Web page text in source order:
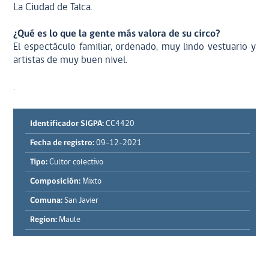
La Ciudad de Talca.
¿Qué es lo que la gente más valora de su circo?
El espectáculo familiar, ordenado, muy lindo vestuario y
artistas de muy buen nivel.
.
Identificador SIGPA: CC4420
Fecha de registro: 09-12-2021
Tipo: Cultor colectivo
Composición: Mixto
Comuna: San Javier
Region: Maule